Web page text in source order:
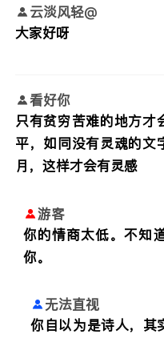
云淡风轻@
大家好呀
看好你
只有贫穷苦难的地方才
平，如同没有灵魂的文
月，这样才会有灵感
游客
你的情商太低。不知
你。
无法直视
你自以为是诗人，其